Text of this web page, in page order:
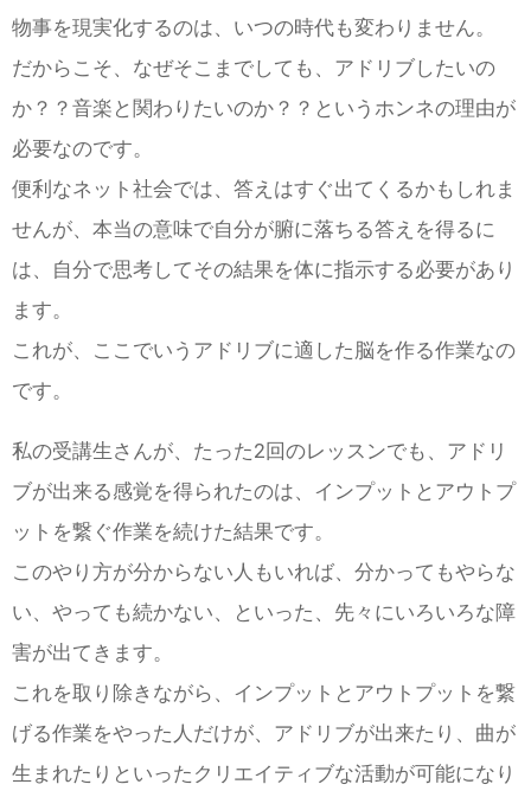
物事を現実化するのは、いつの時代も変わりません。
だからこそ、なぜそこまでしても、アドリブしたいの
か？？音楽と関わりたいのか？？というホンネの理由が
必要なのです。
便利なネット社会では、答えはすぐ出てくるかもしれま
せんが、本当の意味で自分が腑に落ちる答えを得るに
は、自分で思考してその結果を体に指示する必要があり
ます。
これが、ここでいうアドリブに適した脳を作る作業なの
です。
私の受講生さんが、たった2回のレッスンでも、アドリ
ブが出来る感覚を得られたのは、インプットとアウトプ
ットを繋ぐ作業を続けた結果です。
このやり方が分からない人もいれば、分かってもやらな
い、やっても続かない、といった、先々にいろいろな障
害が出てきます。
これを取り除きながら、インプットとアウトプットを繋
げる作業をやった人だけが、アドリブが出来たり、曲が
生まれたりといったクリエイティブな活動が可能になり